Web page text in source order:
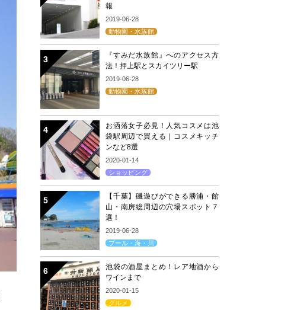
報
2019-06-28
動物園・水族館
『すみだ水族館』へのアクセス方
法！押上駅とスカイツリー駅
2019-06-28
動物園・水族館
お洒落女子必見！人気コスメは池
袋駅周辺で買える｜コスメキッチ
ンなど8選
2020-01-14
ショッピング
【千葉】磯遊びができる勝浦・館
山・南房総周辺の穴場スポット７
選！
2019-06-28
プール・海・川
池袋の酒屋まとめ！レア地酒から
ワインまで
2020-01-15
グルメ